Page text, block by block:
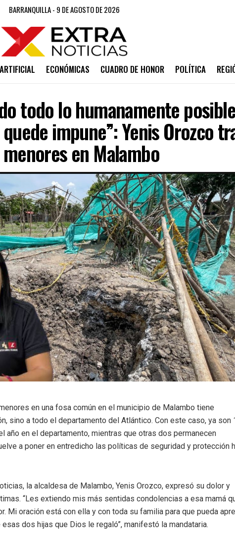
BARRANQUILLA - 9 DE AGOSTO DE 2026
ECONÓMICAS CUADRO DE HONOR POLÍTICA
todo lo humanamente posible
impune”: Yenis Orozco
en Malambo
en una fosa común en el municipio de Malambo tiene
sino a todo el departamento del Atlántico. Con este caso, ya son
año en el departamento, mientras que otras dos permanecen
a poner en entredicho las políticas de seguridad y protección
la alcaldesa de Malambo, Yenis Orozco, expresó su dolor y
“Les extiendo mis más sentidas condolencias a esa mamá
Mi oración está con ella y con toda su familia para que pueda
dos hijas que Dios le regaló”, manifestó la mandataria.